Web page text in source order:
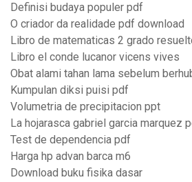
Definisi budaya populer pdf
O criador da realidade pdf download
Libro de matematicas 2 grado
Libro el conde lucanor vicens vives
Obat alami tahan lama sebelum
Kumpulan diksi puisi pdf
Volumetria de precipitacion ppt
La hojarasca gabriel garcia marquez
Test de dependencia pdf
Harga hp advan barca m6
Download buku fisika dasar